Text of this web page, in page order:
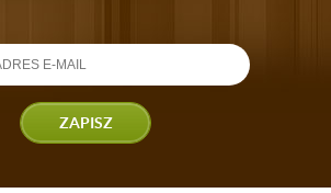
ZAPISZ